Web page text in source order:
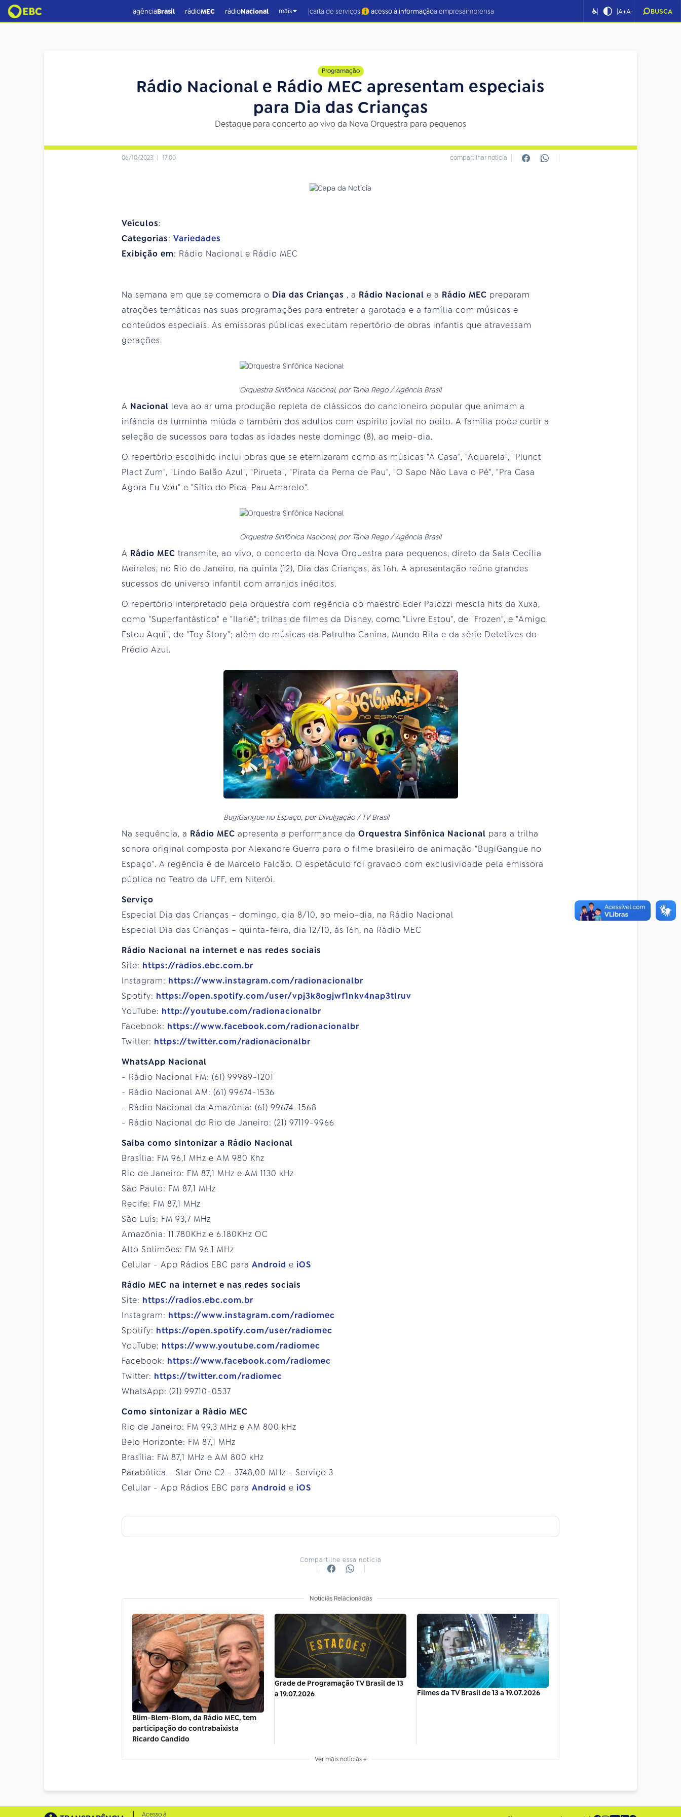
agênciaBrasil rádioMEC rádioNacional mais |carta de serviços| acesso à informaçãoa empresaimprensa ♿| |A+A- BUSCA
Programação
Rádio Nacional e Rádio MEC apresentam especiais
para Dia das Crianças
Destaque para concerto ao vivo da Nova Orquestra para pequenos
06/10/2023 | 17:00 compartilhar notícia
Veículos:
Categorias: Variedades
Exibição em: Rádio Nacional e Rádio MEC
Na semana em que se comemora o Dia das Crianças , a Rádio Nacional e a Rádio MEC preparam
atrações temáticas nas suas programações para entreter a garotada e a família com músicas e
conteúdos especiais. As emissoras públicas executam repertório de obras infantis que atravessam
gerações.
Orquestra Sinfônica Nacional, por Tânia Rego / Agência Brasil
A Nacional leva ao ar uma produção repleta de clássicos do cancioneiro popular que animam a
infância da turminha miúda e também dos adultos com espírito jovial no peito. A família pode curtir a
seleção de sucessos para todas as idades neste domingo (8), ao meio-dia.
O repertório escolhido inclui obras que se eternizaram como as músicas "A Casa", "Aquarela", "Plunct
Plact Zum", "Lindo Balão Azul", "Pirueta", "Pirata da Perna de Pau", "O Sapo Não Lava o Pé", "Pra Casa
Agora Eu Vou" e "Sítio do Pica-Pau Amarelo".
Orquestra Sinfônica Nacional, por Tânia Rego / Agência Brasil
A Rádio MEC transmite, ao vivo, o concerto da Nova Orquestra para pequenos, direto da Sala Cecília
Meireles, no Rio de Janeiro, na quinta (12), Dia das Crianças, às 16h. A apresentação reúne grandes
sucessos do universo infantil com arranjos inéditos.
O repertório interpretado pela orquestra com regência do maestro Eder Palozzi mescla hits da Xuxa,
como "Superfantástico" e "Ilariê"; trilhas de filmes da Disney, como "Livre Estou", de "Frozen", e "Amigo
Estou Aqui", de "Toy Story"; além de músicas da Patrulha Canina, Mundo Bita e da série Detetives do
Prédio Azul.
BugiGangue no Espaço, por Divulgação / TV Brasil
Na sequência, a Rádio MEC apresenta a performance da Orquestra Sinfônica Nacional para a trilha
sonora original composta por Alexandre Guerra para o filme brasileiro de animação "BugiGangue no
Espaço". A regência é de Marcelo Falcão. O espetáculo foi gravado com exclusividade pela emissora
pública no Teatro da UFF, em Niterói.
Serviço
Especial Dia das Crianças – domingo, dia 8/10, ao meio-dia, na Rádio Nacional
Especial Dia das Crianças – quinta-feira, dia 12/10, às 16h, na Rádio MEC
Rádio Nacional na internet e nas redes sociais
Site: https://radios.ebc.com.br
Instagram: https://www.instagram.com/radionacionalbr
Spotify: https://open.spotify.com/user/vpj3k8ogjwf1nkv4nap3tlruv
YouTube: http://youtube.com/radionacionalbr
Facebook: https://www.facebook.com/radionacionalbr
Twitter: https://twitter.com/radionacionalbr
WhatsApp Nacional
- Rádio Nacional FM: (61) 99989-1201
- Rádio Nacional AM: (61) 99674-1536
- Rádio Nacional da Amazônia: (61) 99674-1568
- Rádio Nacional do Rio de Janeiro: (21) 97119-9966
Saiba como sintonizar a Rádio Nacional
Brasília: FM 96,1 MHz e AM 980 Khz
Rio de Janeiro: FM 87,1 MHz e AM 1130 kHz
São Paulo: FM 87,1 MHz
Recife: FM 87,1 MHz
São Luís: FM 93,7 MHz
Amazônia: 11.780KHz e 6.180KHz OC
Alto Solimões: FM 96,1 MHz
Celular - App Rádios EBC para Android e iOS
Rádio MEC na internet e nas redes sociais
Site: https://radios.ebc.com.br
Instagram: https://www.instagram.com/radiomec
Spotify: https://open.spotify.com/user/radiomec
YouTube: https://www.youtube.com/radiomec
Facebook: https://www.facebook.com/radiomec
Twitter: https://twitter.com/radiomec
WhatsApp: (21) 99710-0537
Como sintonizar a Rádio MEC
Rio de Janeiro: FM 99,3 MHz e AM 800 kHz
Belo Horizonte: FM 87,1 MHz
Brasília: FM 87,1 MHz e AM 800 kHz
Parabólica - Star One C2 - 3748,00 MHz - Serviço 3
Celular - App Rádios EBC para Android e iOS
Compartilhe essa notícia
Notícias Relacionadas
Blim-Blem-Blom, da Rádio MEC, tem
participação do contrabaixista
Ricardo Candido
Grade de Programação TV Brasil de 13
a 19.07.2026
Filmes da TV Brasil de 13 a 19.07.2026
Ver mais notícias +
Acesso à